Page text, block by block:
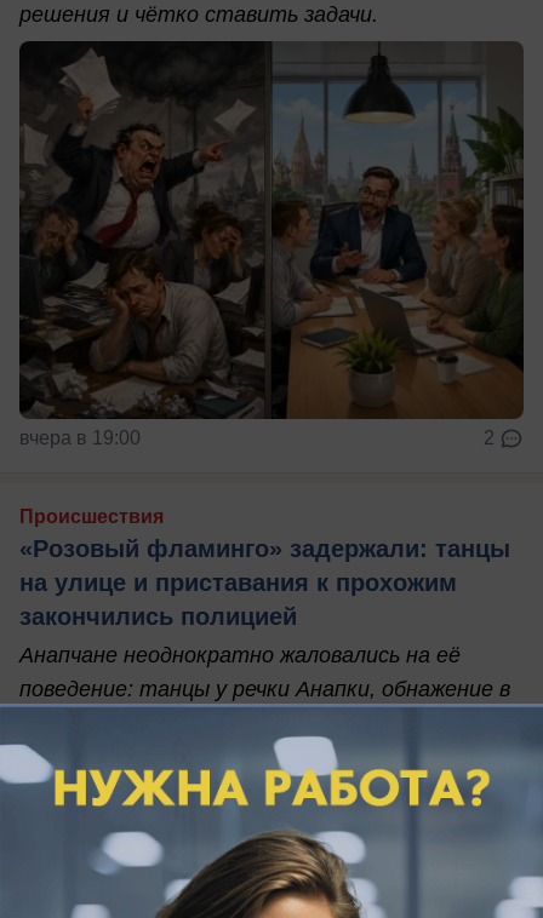
решения и чётко ставить задачи.
вчера в 19:00 2
Происшествия
«Розовый фламинго» задержали: танцы
на улице и приставания к прохожим
закончились полицией
Анапчане неоднократно жаловались на её
поведение: танцы у речки Анапки, обнажение в
Новые видео продолжали появляться, и каждый
раз программа становилась всё откровеннее.